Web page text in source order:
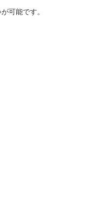
可能です。